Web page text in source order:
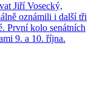
Jiří Vosecký,
oznámili i další tři
První kolo senátních
9. a 10. října.